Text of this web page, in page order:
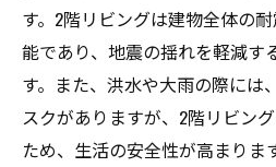
す。2階リビングは建物全体の
能であり、地震の揺れを軽減す
す。また、洪水や大雨の際には
スクがありますが、2階リビン
ため、生活の安全性が高まりま